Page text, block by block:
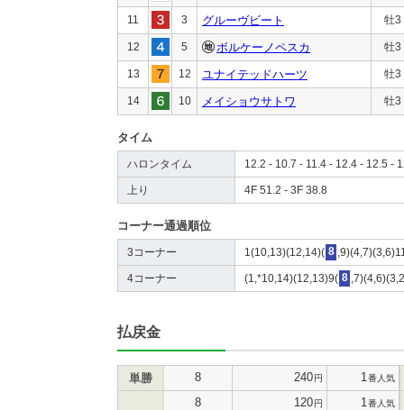
11 3 グルーヴビート 牡3
12 5 ボルケーノペスカ 牡3
13 12 ユナイテッドハーツ 牡3
14 10 メイショウサトワ 牡3
タイム
ハロンタイム 12.2 - 10.7 - 11.4 - 12.4 - 12.5 -
上り 4F 51.2 - 3F 38.8
コーナー通過順位
3コーナー 1(10,13)(12,14)( 8
4コーナー (1,*10,14)(12,13)9( 8
払戻金
単勝 8 240円 1 番人気
8 120円 1 番人気